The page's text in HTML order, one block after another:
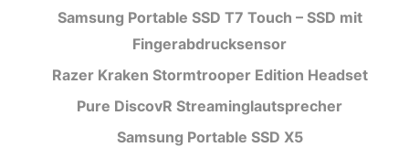
Samsung Portable SSD T7 Touch – SSD mit
Fingerabdrucksensor
Razer Kraken Stormtrooper Edition Headset
Pure DiscovR Streaminglautsprecher
Samsung Portable SSD X5